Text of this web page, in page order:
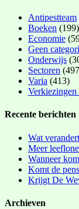
Antipestteam
Boeken (199)
Economie
Geen
Onderwijs
Sectoren
Varia (413)
Verkiezingen
Recente berichten
Wat
Meer
Wanneer
Komt de
Krijgt De
Archieven